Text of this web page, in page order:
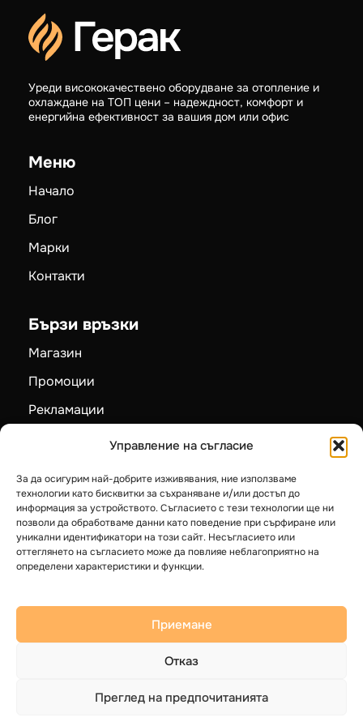
Управление на съгласие
За да осигурим най-добрите изживявания, ние използваме
технологии като бисквитки за съхраняване и/или достъп до
информация за устройството. Съгласието с тези технологии ще ни
позволи да обработваме данни като поведение при сърфиране или
уникални идентификатори на този сайт. Несъгласието или
оттеглянето на съгласието може да повлияе неблагоприятно на
определени характеристики и функции.
Приемане
Отказ
Преглед на предпочитанията
Уреди висококачествено оборудване за отопление и
охлаждане на ТОП цени – надеждност, комфорт и
енергийна ефективност за вашия дом или офис
Меню
Начало
Блог
Марки
Контакти
Бързи връзки
Магазин
Промоции
Рекламации
Карта на сайта
Категории
Пелетни камини
Камини на дърва
Котли на твърдо гориво